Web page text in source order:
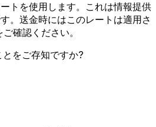
トを使用します。これは情報提供
。送金時にはこのレートは適用さ
確認ください。
をご存知ですか?